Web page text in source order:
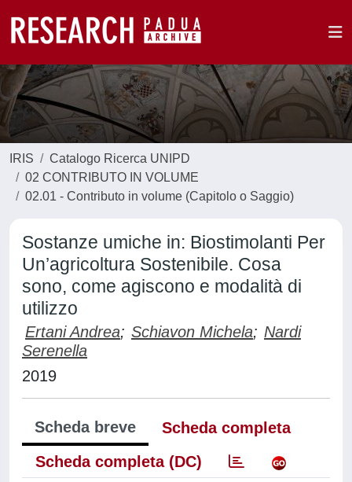
IRIS
Catalogo Ricerca UNIPD
02 CONTRIBUTO IN VOLUME
02.01 - Contributo in volume (Capitolo o Saggio)
Sostanze umiche in: Biostimolanti Per
Un’agricoltura Sostenibile. Cosa
sono, come agiscono e modalità di
utilizzo
Ertani Andrea; Schiavon Michela; Nardi
Serenella
2019
Scheda breve
Scheda completa
Scheda completa (DC)